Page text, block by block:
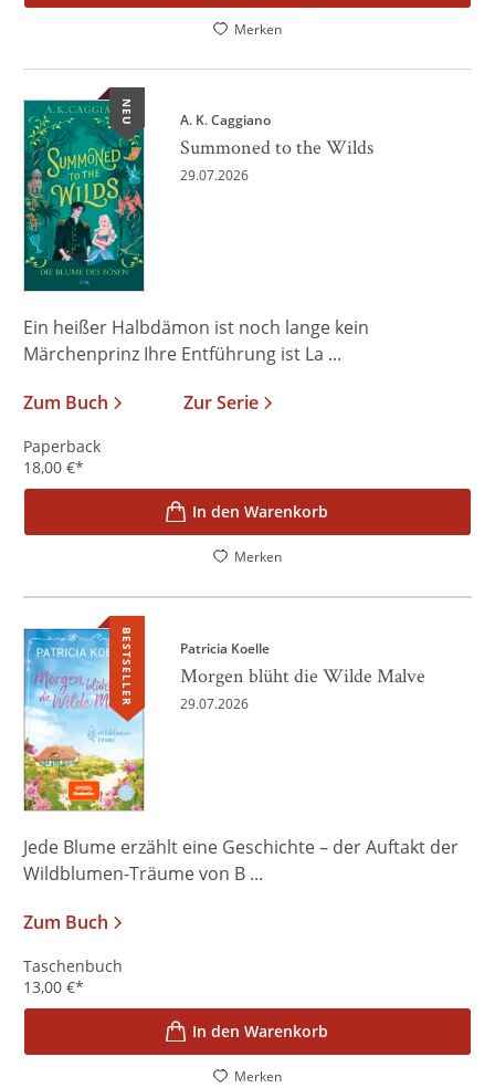
Merken
NEU A. K. Caggiano
Summoned to the Wilds
29.07.2026
Ein heißer Halbdämon ist noch lange kein
Märchenprinz Ihre Entführung ist La ...
Zum Buch
Zur Serie
Paperback
18,00 €*
In den Warenkorb
Merken
BESTSELLER Patricia Koelle
Morgen blüht die Wilde Malve
29.07.2026
Jede Blume erzählt eine Geschichte – der Auftakt der
Wildblumen-Träume von B ...
Zum Buch
Taschenbuch
13,00 €*
In den Warenkorb
Merken